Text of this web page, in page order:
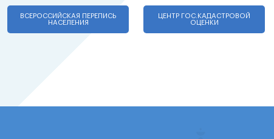
ВСЕРОССИЙСКАЯ ПЕРЕПИСЬ
НАСЕЛЕНИЯ
ЦЕНТР ГОС.КАДАСТРОВОЙ
ОЦЕНКИ